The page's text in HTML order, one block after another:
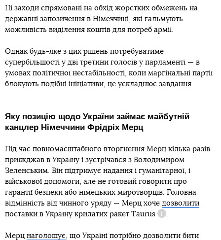
Ці заходи спрямовані на обхід жорстких обмежень на
державні запозичення в Німеччині, які гальмують
можливість виділення коштів для потреб армії.
Однак будь-яке з цих рішень потребуватиме
супербільшості у дві третини голосів у парламенті — в
умовах політичної нестабільності, коли маргінальні партії
блокують подібні ініціативи, це ускладнює завдання.
Яку позицію щодо України займає майбутній
канцлер Німеччини Фрідріх Мерц
Під час повномасштабного вторгнення Мерц кілька разів
приїжджав в Україну і зустрічався з Володимиром
Зеленським. Він підтримує надання і гуманітарної, і
військової допомоги, але не готовий говорити про
гарантії безпеки або німецьких миротворців. Головна
відмінність від чинного уряду — Мерц хоче дозволити
поставки в Україну крилатих ракет Taurus
Довідка
.
Мерц наголошує, що Україні потрібно дозволити бити